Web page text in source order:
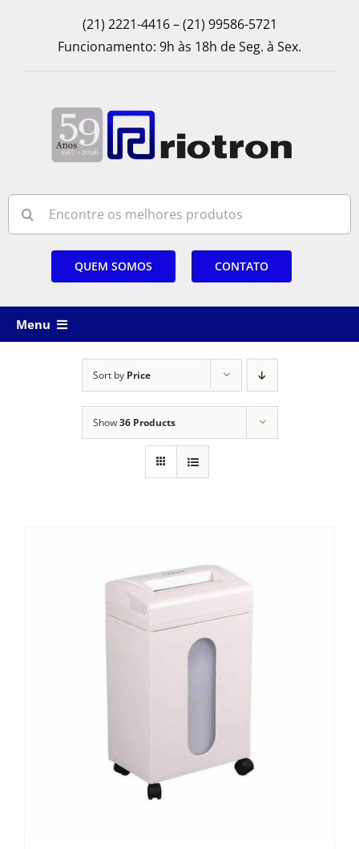
(21) 2221-4416 – (21) 99586-5721
Funcionamento: 9h às 18h de Seg. à Sex.
for:
QUEM SOMOS CONTATO
Menu
FRAGMENTADORAS
Sort by Price
Show36 Products